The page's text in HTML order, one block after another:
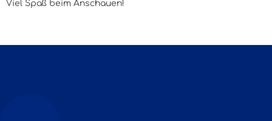
Viel Spaß beim Anschauen!